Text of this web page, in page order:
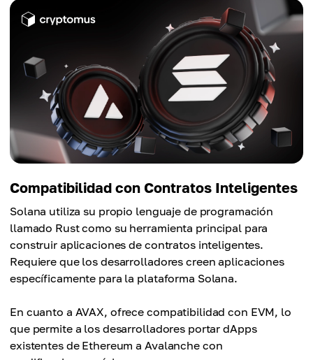
Compatibilidad con Contratos Inteligentes
Solana utiliza su propio lenguaje de programación
llamado Rust como su herramienta principal para
construir aplicaciones de contratos inteligentes.
Requiere que los desarrolladores creen aplicaciones
específicamente para la plataforma Solana.
En cuanto a AVAX, ofrece compatibilidad con EVM, lo
que permite a los desarrolladores portar dApps
existentes de Ethereum a Avalanche con